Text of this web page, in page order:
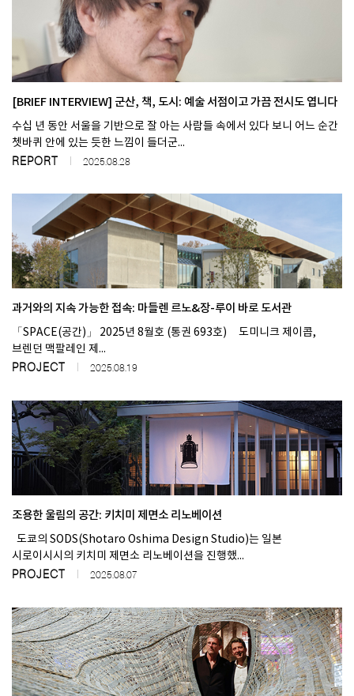
[BRIEF INTERVIEW] 군산, 책, 도시: 예술 서점이고 가끔 전시도 엽니다
수십 년 동안 서울을 기반으로 잘 아는 사람들 속에서 있다 보니 어느 순간
쳇바퀴 안에 있는 듯한 느낌이 들더군...
REPORT 2025.08.28
과거와의 지속 가능한 접속​: 마들렌 르노&장-루이 바로 도서관
「SPACE(공간)」 2025년 8월호 (통권 693호) 도미니크 제이콥,
브렌던 맥팔레인 제...
PROJECT 2025.08.19
조용한 울림의 공간: 키치미 제면소 리노베이션
도쿄의 SODS(Shotaro Oshima Design Studio)는 일본
시로이시시의 키치미 제면소 리노베이션을 진행했...
PROJECT 2025.08.07